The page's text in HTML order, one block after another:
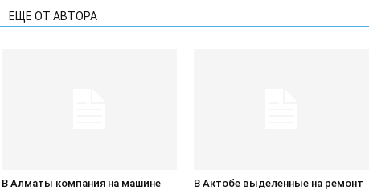
ЕЩЕ ОТ АВТОРА
В Алматы компания на машине
В Актобе выделенные на ремонт